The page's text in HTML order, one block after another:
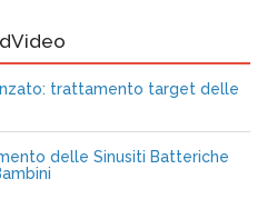
trattamento target delle
delle Sinusiti Batteriche